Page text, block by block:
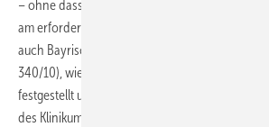
– ohne dass ihm die Krankenakten vorlagen –
am erforderlichen Nachweis einer
auch Bayrisches Landessozialgericht, Urteil vom
340/10), wie dies letztlich alle
festgestellt und auch die vom SG beigezogenen
des Klinikums H. über den stationären